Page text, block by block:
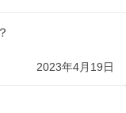
2023年4月19日